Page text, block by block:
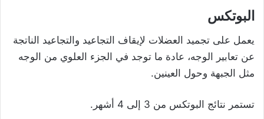
البوتكس
يعمل على تجميد العضلات لإيقاف التجاعيد والتجاعيد الناتجة
عن تعابير الوجه، عادة ما توجد في الجزء العلوي من الوجه
مثل الجبهة وحول العينين.
تستمر نتائج البوتكس من 3 إلى 4 أشهر.